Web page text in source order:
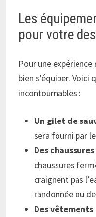
Les
pour votre
Pour une
bien s’équiper. Voici
incontournables :
Un gilet de
sera fourni par
Des
chaussures
craignent pas
randonnée ou
Des